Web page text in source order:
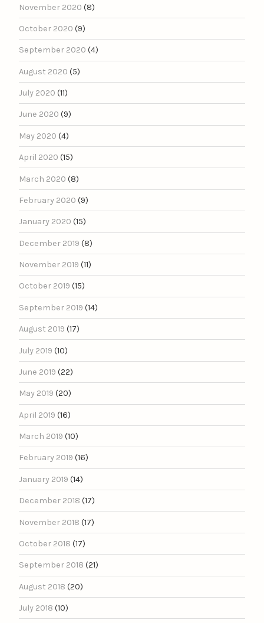
November 2020 (8)
October 2020 (9)
September 2020 (4)
August 2020 (5)
July 2020 (11)
June 2020 (9)
May 2020 (4)
April 2020 (15)
March 2020 (8)
February 2020 (9)
January 2020 (15)
December 2019 (8)
November 2019 (11)
October 2019 (15)
September 2019 (14)
August 2019 (17)
July 2019 (10)
June 2019 (22)
May 2019 (20)
April 2019 (16)
March 2019 (10)
February 2019 (16)
January 2019 (14)
December 2018 (17)
November 2018 (17)
October 2018 (17)
September 2018 (21)
August 2018 (20)
July 2018 (10)